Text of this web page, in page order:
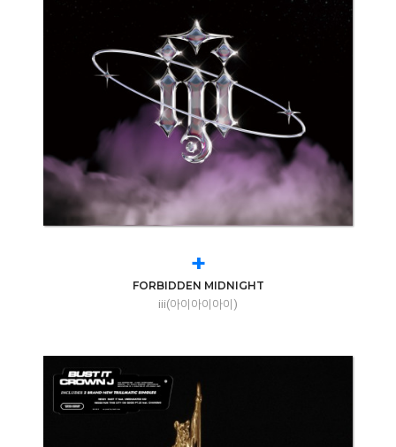
+
FORBIDDEN MIDNIGHT
iii(아이아이아이)